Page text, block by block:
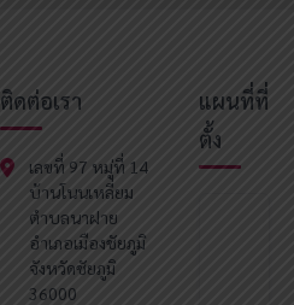
ติดต่อเรา
เลขที่ 97 หมู่ที่ 14
บ้านโนนเหลี่ยม
ตำบลนาฝาย
อำเภอเมืองชัยภูมิ
จังหวัดชัยภูมิ
36000
แผนที่ที่
ตั้ง